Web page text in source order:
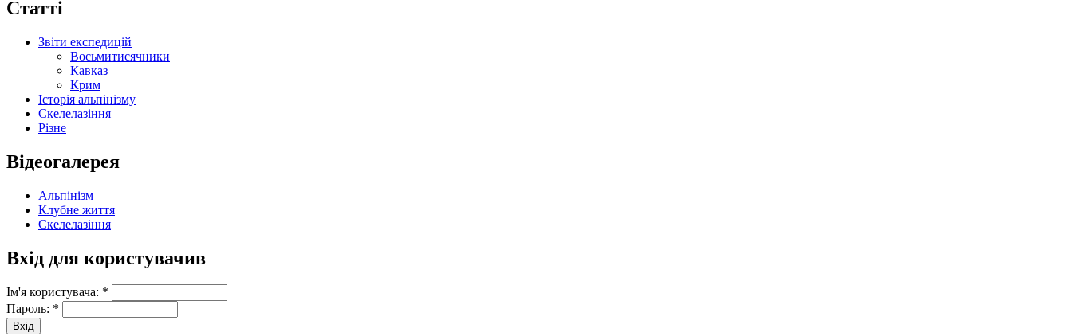
Статті
Звіти експедицій
Восьмитисячники
Кавказ
Крим
Історія альпінізму
Скелелазіння
Різне
Відеогалерея
Альпінізм
Клубне життя
Скелелазіння
Вхід для користувачив
Ім'я користувача: *
Пароль: *